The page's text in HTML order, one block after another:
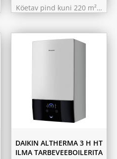
Köetav pind kuni 220 m²…
10.44 kW 260m²
9.75 kW 220m²
DAIKIN ALTHERMA 3 H HT
ILMA TARBEVEEBOILERITA